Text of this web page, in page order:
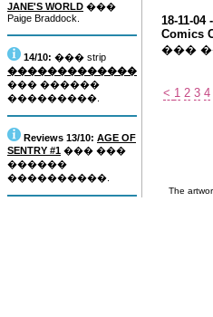
JANE'S WORLD ���
Paige Braddock.
14/10: ��� strip
�������������
��� ������
���������.
Reviews 13/10: AGE OF
SENTRY #1 ��� ���
������
����������.
18-11-04
Comics
���
< 1 2 3 4
The